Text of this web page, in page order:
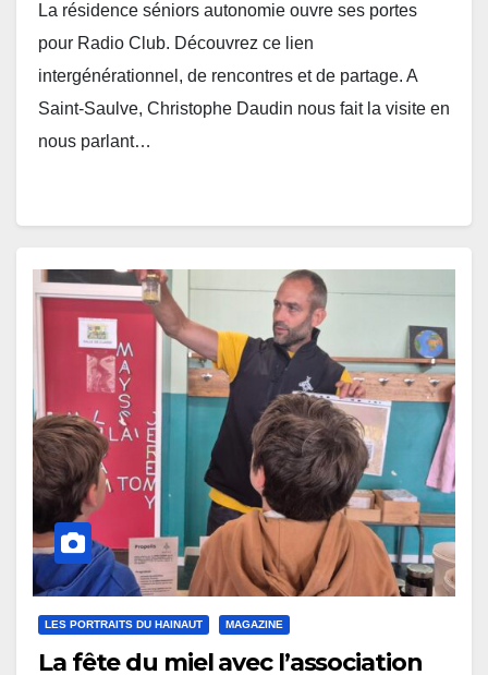
La résidence séniors autonomie ouvre ses portes
pour Radio Club. Découvrez ce lien
intergénérationnel, de rencontres et de partage. A
Saint-Saulve, Christophe Daudin nous fait la visite en
nous parlant…
LES PORTRAITS DU HAINAUT MAGAZINE
La fête du miel avec l’association